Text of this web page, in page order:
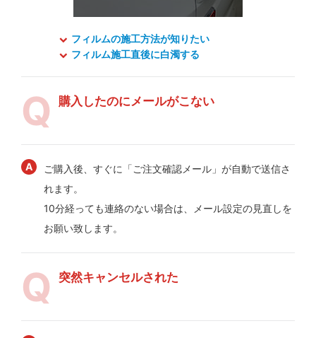
フィルムの施工方法が知りたい
フィルム施工直後に白濁する
購入したのにメールがこない
ご購入後、すぐに「ご注文確認メール」が自動で送信さ
れます。
10分経っても連絡のない場合は、メール設定の見直しを
お願い致します。
突然キャンセルされた